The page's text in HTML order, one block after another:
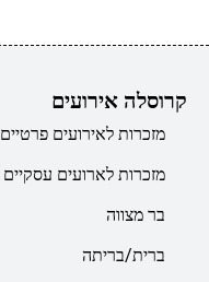
קרוסלה אירועים
מזכרות לאירועים פרטיים
מזכרות לארועים עסקיים
בר מצווה
ברית/בריתה